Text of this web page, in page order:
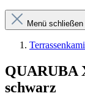
Menü schließen
QUARUBA
schwarz